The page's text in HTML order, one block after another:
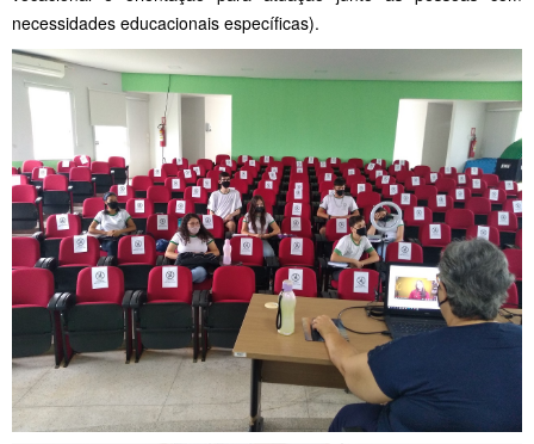
necessidades educacionais específicas).